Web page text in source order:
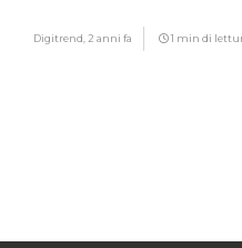
Digitrend,2 anni fa 1 min di